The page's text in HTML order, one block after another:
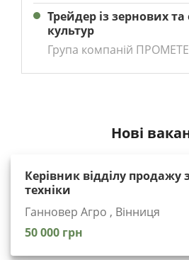
Трейдер із зернових
культур
Група компаній
Нові
Керівник відділу продажу
техніки
Ганновер Агро , Вінниця
50 000 грн